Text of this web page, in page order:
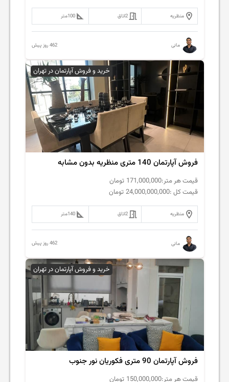
منظریه 2اتاق 100متر
مانی 462 روز پیش
خرید و فروش آپارتمان در تهران
فروش آپارتمان 140 متری منظریه بدون مشابه
قیمت هر متر:171,000,000 تومان
قیمت کل :24,000,000,000 تومان
منظریه 2اتاق 140متر
مانی 462 روز پیش
خرید و فروش آپارتمان در تهران
فروش آپارتمان 90 متری فکوریان نور جنوب
قیمت هر متر:150,000,000 تومان